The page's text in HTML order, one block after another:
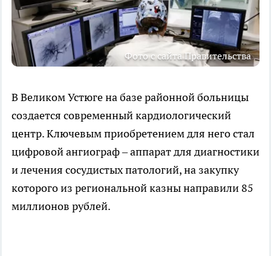
Фото с сайта Правительства
В Великом Устюге на базе районной больницы
создается современный кардиологический
центр. Ключевым приобретением для него стал
цифровой ангиограф – аппарат для диагностики
и лечения сосудистых патологий, на закупку
которого из региональной казны направили 85
миллионов рублей.